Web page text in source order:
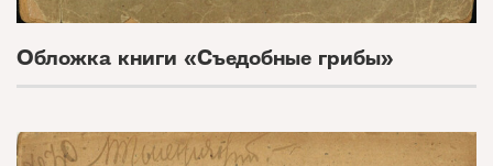
Обложка книги «Съедобные грибы»